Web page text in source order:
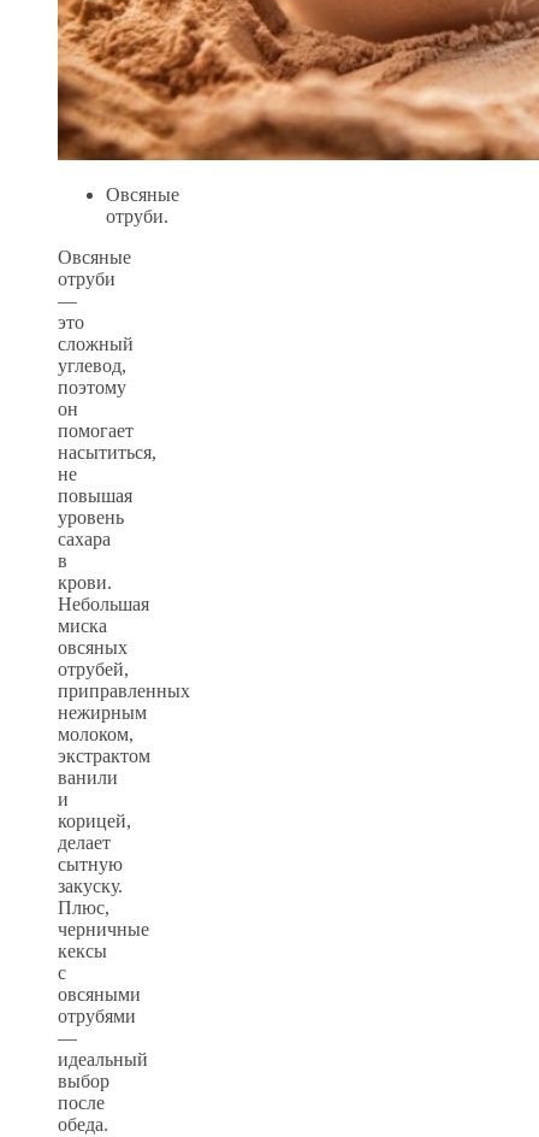
Овсяные
отруби.
Овсяные
отруби
—
это
сложный
углевод,
поэтому
он
помогает
насытиться,
не
повышая
уровень
сахара
в
крови.
Небольшая
миска
овсяных
отрубей,
приправленных
нежирным
молоком,
экстрактом
ванили
и
корицей,
делает
сытную
закуску.
Плюс,
черничные
кексы
с
овсяными
отрубями
—
идеальный
выбор
после
обеда.